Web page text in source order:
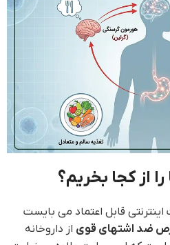
از کجا بخریم؟
قابل اعتماد می بایست
ضد اشتهای قوی از داروخانه